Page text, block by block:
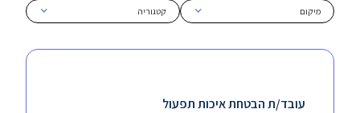
מיקום קטגוריה
עובד/ת הבטחת איכות תפעול